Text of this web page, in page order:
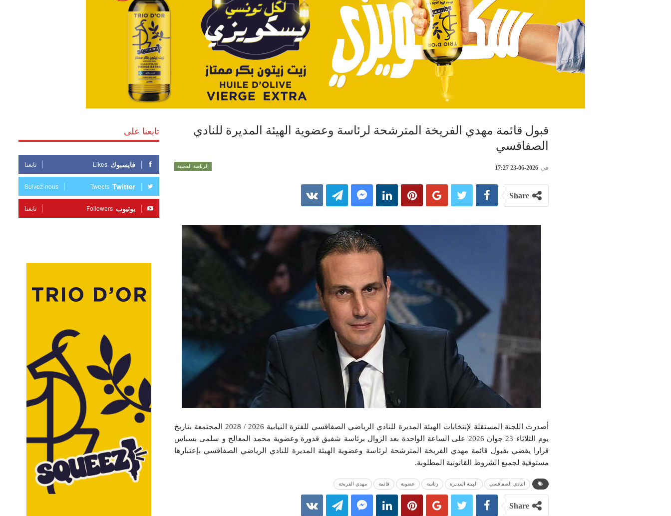
قبول قائمة مهدي الفريخة المترشحة لرئاسة وعضوية الهيئة المديرة للنادي
الصفاقسي
الرياضة المحلية في 2026-06-23 17:27
Share
أصدرت اللجنة المستقلة لإنتخابات الهيئة المديرة للنادي الرياضي الصفاقسي للفترة النيابية 2026 / 2028 المجتمعة بتاريخ
يوم الثلاثاء 23 جوان 2026 على الساعة الواحدة بعد الزوال برئاسة شفيق قدورة وعضوية محمد المعالج و سلمى بسباس
قرارا يقضي بقبول قائمة مهدي الفريخة المترشحة لرئاسة وعضوية الهيئة المديرة للنادي الرياضي الصفاقسي بإعتبارها
مستوفية لجميع الشروط القانونية المطلوبة.
النادي الصفاقسي الهيئة المديرة رئاسة عضوية قائمة مهدي الفريخة
Share
تابعنا على
فايسبوك Likes تابعنا
Twitter
Tweets
Suivez-nous
يوتيوب Followers تابعنا